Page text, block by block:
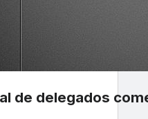
de delegados